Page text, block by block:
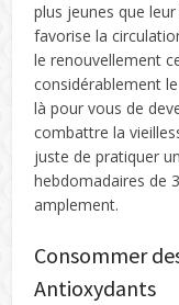
plus jeunes que
favorise la
le renouvellement
considérablement
là pour vous de
combattre la
juste de pratiquer
hebdomadaires de
amplement.
Consommer
Antioxydants